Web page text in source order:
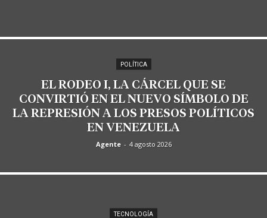
POLÍTICA
EL RODEO I, LA CÁRCEL QUE SE
CONVIRTIÓ EN EL NUEVO SÍMBOLO DE
LA REPRESIÓN A LOS PRESOS POLÍTICOS
EN VENEZUELA
Agente - 4 agosto 2026
TECNOLOGÍA